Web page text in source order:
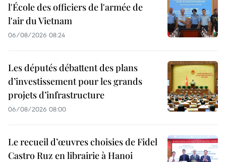
l'École des officiers de l'armée de
l'air du Vietnam
06/08/2026 08:24
Les députés débattent des plans
d’investissement pour les grands
projets d’infrastructure
06/08/2026 08:00
Le recueil d’œuvres choisies de Fidel
Castro Ruz en librairie à Hanoi